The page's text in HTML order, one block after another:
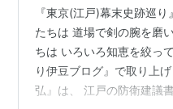
『東京(江戸)幕末史跡巡
たちは 道場で剣の腕を磨
ちは いろいろ知恵を絞っ
り伊豆ブログ』で取り上
弘』は、 江戸の防衛建議